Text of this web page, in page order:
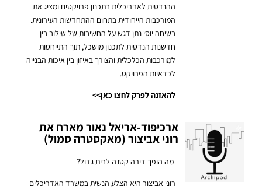
ההנדסית לאדריכלית בתכנון פרויקטים ומציג את
המורכבות הייחודית בתחום ההתחדשות העירונית.
בשיחה יוסי נתן דגש על החשיבות של שילוב בין
חדשנות הנדסית לתכנון מושכל, תוך התייחסות
למורכבות הכלכלית והצורך באיזון בין איכות הבנייה
לכדאיות הפרויקט.
להאזנה לפרק לחצו כאן>>
ארכיפוד-אריאל נאור מארח את
רוני אביצור (מאקסטרה סמול)
מה הופך דירה קטנה לבית גדול?
רוני אביצור היא הצלע הנשית במשרד האדריכלים